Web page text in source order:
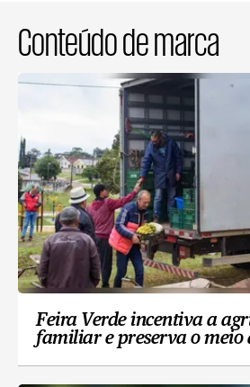
Conteúdo de marca
Feira Verde incentiva a
familiar e preserva o meio